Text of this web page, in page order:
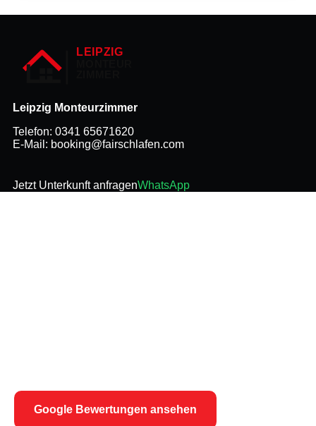
Leipzig Monteurzimmer
Telefon: 0341 65671620
E-Mail: booking@fairschlafen.com
Jetzt Unterkunft anfragenWhatsApp
Google Bewertungen ansehen